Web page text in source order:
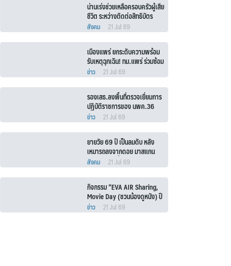
น่านเร่งช่วยเหลือครอบครัวผู้เสีย
ชีวิต ระหว่างติดต่อสิทธิบัตร
สวัสดิการฯ
สังคม 21 Jul 69
เมืองแพร่ ยกระดับความพร้อม
รับเหตุฉุกเฉิน! ทม.แพร่ ร่วมซ้อม
แผนเต็มรูปแบบ
ข่าว 21 Jul 69
รองเสธ.ลงพื้นที่ตรวจเยี่ยมการ
ปฏิบัติราชการของ นพค.36
ข่าว 21 Jul 69
ยายวัย 69 ปี เป็นลมดับ หลัง
เหมารถลงจากดอย มาสแกน
ใบหน้ารับสิทธิ์ “บัตรคนจน”
ญาติเผยปกติยายเป็นคนแข็ง
แรง
สังคม 21 Jul 69
กิจกรรม “EVA AIR Sharing,
Movie Day (ชวนน้องดูหนัง) ปี
ที่ 2”
ข่าว 21 Jul 69